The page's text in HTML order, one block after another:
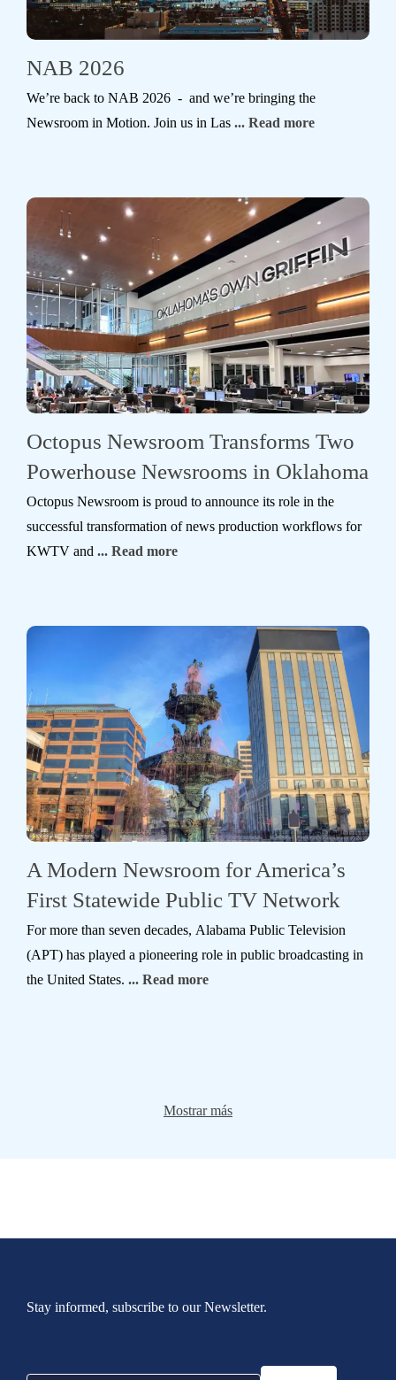
NAB 2026
We’re back to NAB 2026 - and we’re bringing the
Newsroom in Motion. Join us in Las ... Read more
Octopus Newsroom Transforms Two
Powerhouse Newsrooms in Oklahoma
Octopus Newsroom is proud to announce its role in the
successful transformation of news production workflows for
KWTV and ... Read more
A Modern Newsroom for America’s
First Statewide Public TV Network
For more than seven decades, Alabama Public Television
(APT) has played a pioneering role in public broadcasting in
the United States. ... Read more
Mostrar más
Stay informed, subscribe to our Newsletter.